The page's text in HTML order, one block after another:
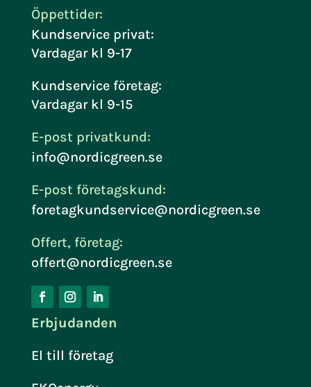
Öppettider:
Kundservice privat:
Vardagar kl 9-17
Kundservice företag:
Vardagar kl 9-15
E-post privatkund:
info@nordicgreen.se
E-post företagskund:
foretagkundservice@nordicgreen.se
Offert, företag:
offert@nordicgreen.se
Erbjudanden
El till företag